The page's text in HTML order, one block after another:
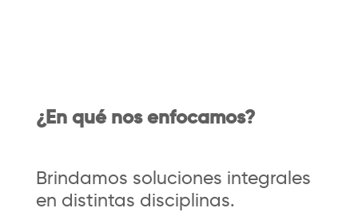
¿En qué nos enfocamos?
Brindamos soluciones integrales
en distintas disciplinas.